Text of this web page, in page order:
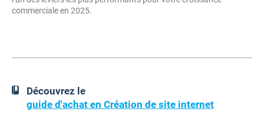
commerciale en 2025.
Découvrez le
guide d'achat en Création de site internet